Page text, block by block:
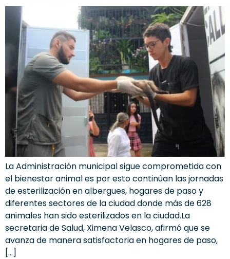
La Administración municipal sigue comprometida con
el bienestar animal es por esto continúan las jornadas
de esterilización en albergues, hogares de paso y
diferentes sectores de la ciudad donde más de 628
animales han sido esterilizados en la ciudad.La
secretaria de Salud, Ximena Velasco, afirmó que se
avanza de manera satisfactoria en hogares de paso,
[…]